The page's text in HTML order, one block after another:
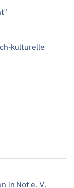
kulturelle
in Not e. V.